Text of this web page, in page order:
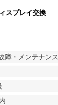
スプレイ交換
障・メンテナンス